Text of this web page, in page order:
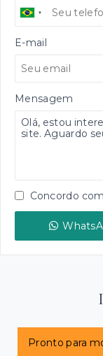
E-mail
Mensagem
Concordo
Pronto para